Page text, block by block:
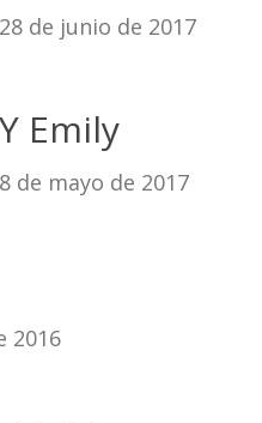
28 de junio de 2017
Emily
8 de mayo de 2017
2016